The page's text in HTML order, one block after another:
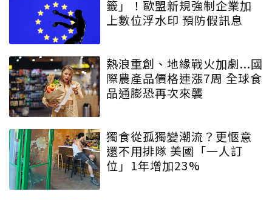
籤」！歐盟新規強制企業加
上數位浮水印 預防假訊息
熱浪重創、地緣戰火加劇...國
際農產品價格連漲7周 全球食
品通膨恐再次來襲
獨食從孤獨變潮流？更愜意
還不用排隊 美國「一人訂
位」1年增加23%